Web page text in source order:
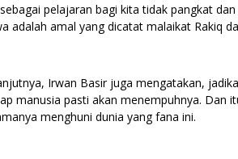
pelajaran bagi kita tidak pangkat
adalah amal yang dicatat malaikat Rakiq
Irwan Basir juga mengatakan,
manusia pasti akan menempuhnya. Dan
menghuni dunia yang fana ini.